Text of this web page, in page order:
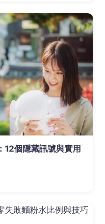
12個隱藏訊號與實用